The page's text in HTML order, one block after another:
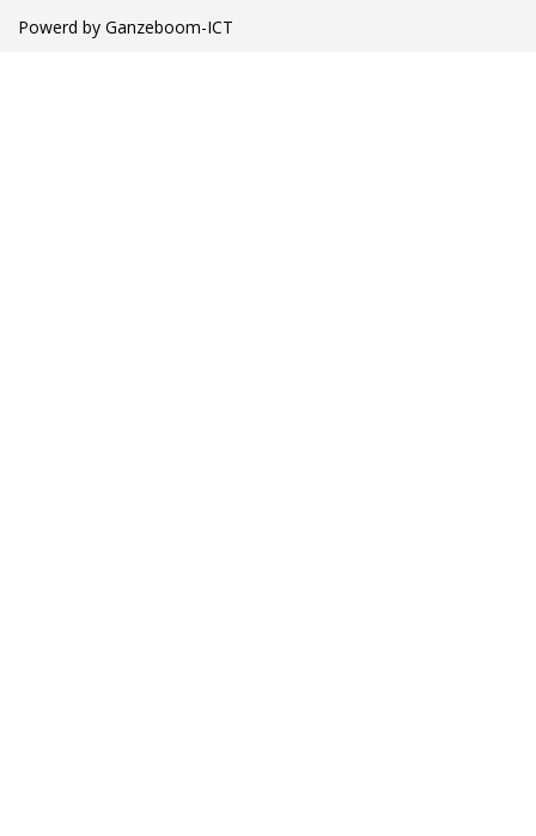
Powerd by Ganzeboom-ICT